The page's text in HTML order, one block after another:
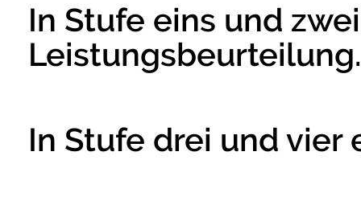
In Stufe eins und
Leistungsbeurteilung.
In Stufe drei und